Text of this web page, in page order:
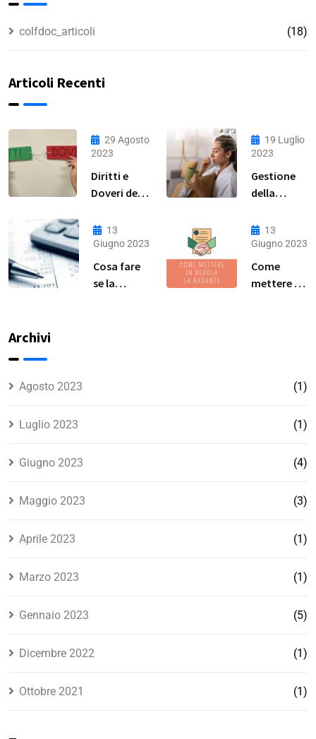
colfdoc_articoli (18)
Articoli Recenti
29 Agosto
2023
Diritti e
Doveri della
Domestica:
Guida
Completa
19 Luglio
2023
Gestione
della
per Colf,
Badanti e
Baby
Sitter: Una
13
Giugno 2023
Cosa fare
se la
13
Giugno 2023
Come
mettere in
Archivi
Agosto 2023 (1)
Luglio 2023 (1)
Giugno 2023 (4)
Maggio 2023 (3)
Aprile 2023 (1)
Marzo 2023 (1)
Gennaio 2023 (5)
Dicembre 2022 (1)
Ottobre 2021 (1)